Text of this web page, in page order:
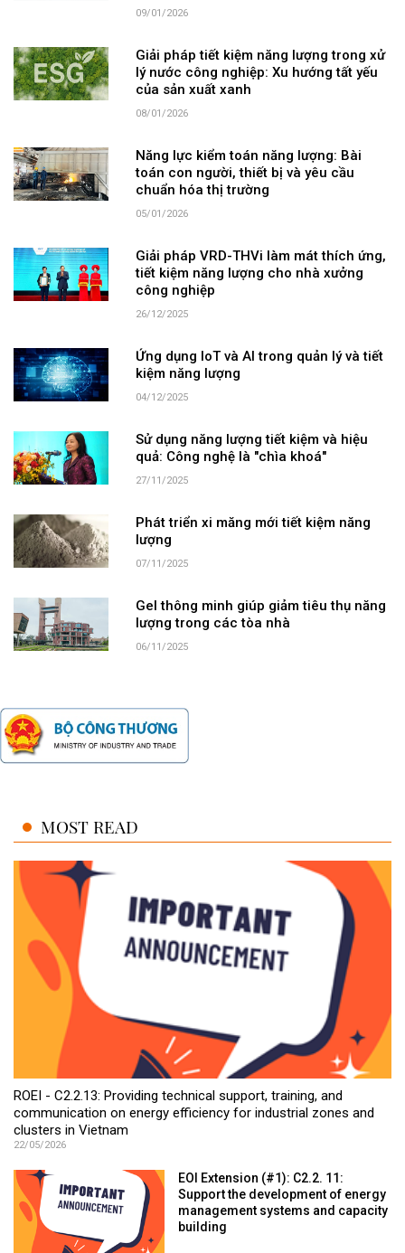
09/01/2026
Giải pháp tiết kiệm năng lượng trong xử
lý nước công nghiệp: Xu hướng tất yếu
của sản xuất xanh
08/01/2026
Năng lực kiểm toán năng lượng: Bài
toán con người, thiết bị và yêu cầu
chuẩn hóa thị trường
05/01/2026
Giải pháp VRD-THVi làm mát thích ứng,
tiết kiệm năng lượng cho nhà xưởng
công nghiệp
26/12/2025
Ứng dụng IoT và AI trong quản lý và tiết
kiệm năng lượng
04/12/2025
Sử dụng năng lượng tiết kiệm và hiệu
quả: Công nghệ là "chìa khoá"
27/11/2025
Phát triển xi măng mới tiết kiệm năng
lượng
07/11/2025
Gel thông minh giúp giảm tiêu thụ năng
lượng trong các tòa nhà
06/11/2025
MOST READ
ROEI - C2.2.13: Providing technical support, training, and
communication on energy efficiency for industrial zones and
clusters in Vietnam
22/05/2026
EOI Extension (#1): C2.2. 11:
Support the development of energy
management systems and capacity
building